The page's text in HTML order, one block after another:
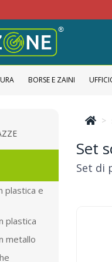
BORSE E ZAINI
plastica e
plastica
metallo
Set
Set di